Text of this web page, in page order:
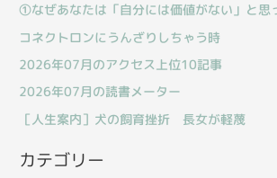
:
①なぜあなたは「自分には価値がない」と思
コネクトロンにうんざりしちゃう時
2026年07月のアクセス上位10記事
2026年07月の読書メーター
［人生案内］犬の飼育挫折 長女が軽蔑
カテゴリー